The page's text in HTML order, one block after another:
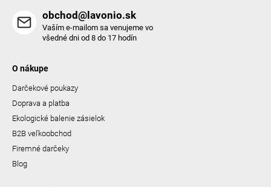
obchod@lavonio.sk
Vaším e-mailom sa venujeme vo
všedné dni od 8 do 17 hodín
O nákupe
Darčekové poukazy
Doprava a platba
Ekologické balenie zásielok
B2B veľkoobchod
Firemné darčeky
Blog